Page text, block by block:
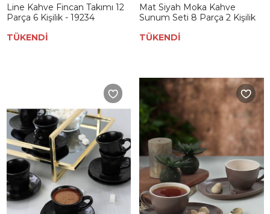
Line Kahve Fincan Takımı 12
Parça 6 Kişilik - 19234
TÜKENDİ
Mat Siyah Moka Kahve
Sunum Seti 8 Parça 2 Kişilik
TÜKENDİ